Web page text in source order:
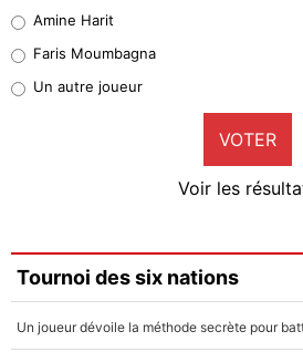
1%
8%
Faris Moumbagna
4%
Un autre joueur
Amine Harit
Faris Moumbagna
Un autre joueur
VOTER
Voir les
Tournoi des six nations